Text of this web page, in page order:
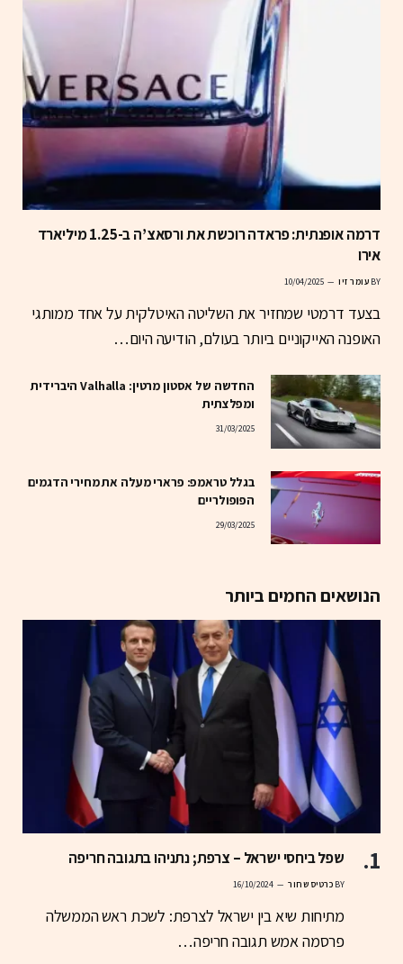
דרמה אופנתית: פראדה רוכשת את ורסאצ’ה ב-1.25 מיליארד
אירו
BY עומר זיו 10/04/2025
בצעד דרמטי שמחזיר את השליטה האיטלקית על אחד ממותגי
האופנה האייקוניים ביותר בעולם, הודיעה היום…
החדשה של אסטון מרטין: Valhalla היברידית
ומפלצתית
31/03/2025
בגלל טראמפ: פרארי מעלה את מחירי הדגמים
הפופולריים
29/03/2025
הנושאים החמים ביותר
שפל ביחסי ישראל – צרפת; נתניהו בתגובה חריפה
BY כרטיס שחור 16/10/2024
מתיחות שיא בין ישראל לצרפת: לשכת ראש הממשלה
פרסמה אמש תגובה חריפה…